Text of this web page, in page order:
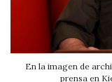
En la imagen de
prensa en